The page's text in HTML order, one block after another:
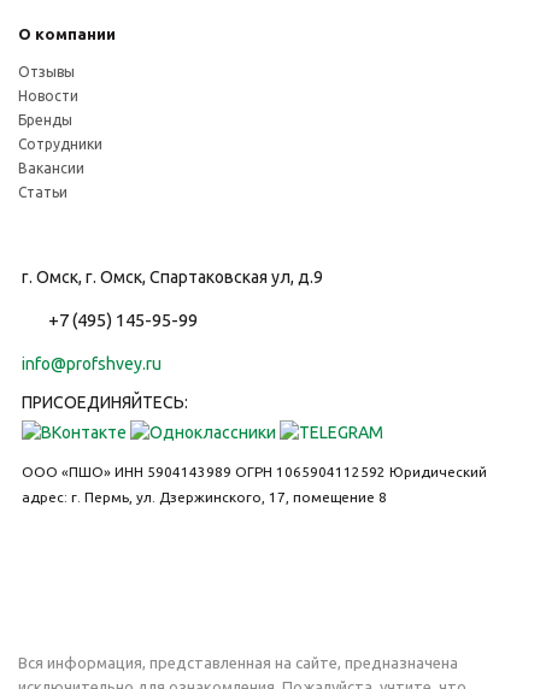
г. Омск, г. Омск, Спартаковская ул, д.9
+7 (495) 145-95-99
info@profshvey.ru
ПРИСОЕДИНЯЙТЕСЬ:
ООО «ПШО» ИНН 5904143989 ОГРН 1065904112592 Юридический
адрес: г. Пермь, ул. Дзержинского, 17, помещение 8
О компании
Отзывы
Новости
Бренды
Сотрудники
Вакансии
Статьи
Вся информация, представленная на сайте, предназначена